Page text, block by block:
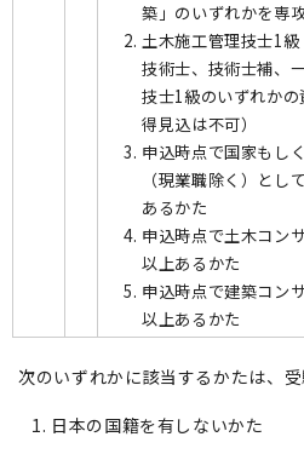
築」のいずれかを専
土木施工管理技士1級
技術士、技術士補、
技士1級のいずれか
得見込は不可）
申込時点で国家もし
（現業職除く）とし
あるかた
申込時点で土木コン
以上あるかた
申込時点で建築コン
以上あるかた
次のいずれかに該当するかたは、受
日本の国籍を有しないかた